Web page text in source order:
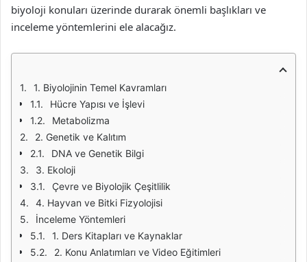
biyoloji konuları üzerinde durarak önemli başlıkları ve
inceleme yöntemlerini ele alacağız.
1. Biyolojinin Temel Kavramları
Hücre Yapısı ve İşlevi
Metabolizma
2. Genetik ve Kalıtım
DNA ve Genetik Bilgi
3. Ekoloji
Çevre ve Biyolojik Çeşitlilik
4. Hayvan ve Bitki Fizyolojisi
İnceleme Yöntemleri
1. Ders Kitapları ve Kaynaklar
2. Konu Anlatımları ve Video Eğitimleri